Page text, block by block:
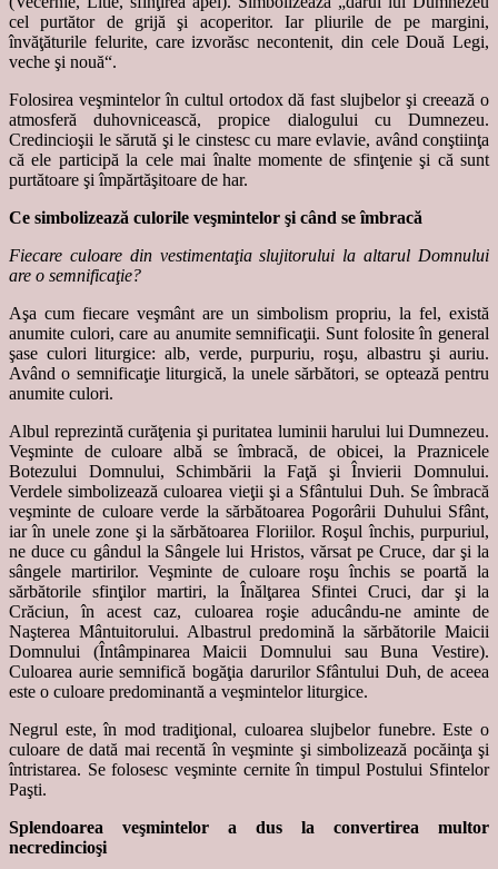
cel purtător de grijă şi acoperitor. Iar pliurile de pe margini,
învăţăturile felurite, care izvorăsc necontenit, din cele Două Legi,
veche şi nouă“.
Folosirea veşmintelor în cultul ortodox dă fast slujbelor şi creează o
atmosferă duhovnicească, propice dialogului cu Dumnezeu.
Credincioşii le sărută şi le cinstesc cu mare evlavie, având conştiinţa
că ele participă la cele mai înalte momente de sfinţenie şi că sunt
purtătoare şi împărtăşitoare de har.
Ce simbolizează culorile veşmintelor şi când se îmbracă
Fiecare culoare din vestimentaţia slujitorului la altarul Domnului
are o semnificaţie?
Aşa cum fiecare veşmânt are un simbolism propriu, la fel, există
anumite culori, care au anumite semnificaţii. Sunt folosite în general
şase culori liturgice: alb, verde, purpuriu, roşu, albastru şi auriu.
Având o semnificaţie liturgică, la unele sărbători, se optează pentru
anumite culori.
Albul reprezintă curăţenia şi puritatea luminii harului lui Dumnezeu.
Veşminte de culoare albă se îmbracă, de obicei, la Praznicele
Botezului Domnului, Schimbării la Faţă şi Învierii Domnului.
Verdele simbolizează culoarea vieţii şi a Sfântului Duh. Se îmbracă
veşminte de culoare verde la sărbătoarea Pogorârii Duhului Sfânt,
iar în unele zone şi la sărbătoarea Floriilor. Roşul închis, purpuriul,
ne duce cu gândul la Sângele lui Hristos, vărsat pe Cruce, dar şi la
sângele martirilor. Veşminte de culoare roşu închis se poartă la
sărbătorile sfinţilor martiri, la Înălţarea Sfintei Cruci, dar şi la
Crăciun, în acest caz, culoarea roşie aducându-ne aminte de
Naşterea Mântuitorului. Albastrul predomină la sărbătorile Maicii
Domnului (Întâmpinarea Maicii Domnului sau Buna Vestire).
Culoarea aurie semnifică bogăţia darurilor Sfântului Duh, de aceea
este o culoare predominantă a veşmintelor liturgice.
Negrul este, în mod tradiţional, culoarea slujbelor funebre. Este o
culoare de dată mai recentă în veşminte şi simbolizează pocăinţa şi
întristarea. Se folosesc veşminte cernite în timpul Postului Sfintelor
Paşti.
Splendoarea veşmintelor a dus la convertirea multor
necredincioşi